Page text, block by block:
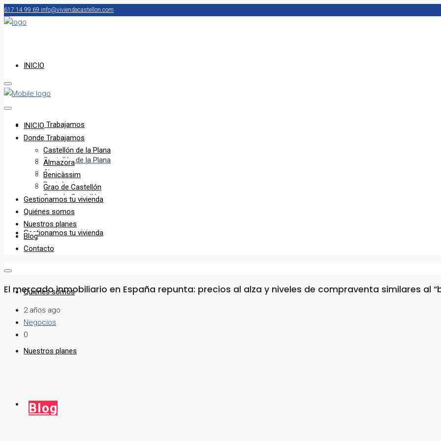
617 14 99 69 info@viviendacastellon.com
INICIO
Donde Trabajamos
Castellón de la Plana
Almazora
Benicàssim
Grao de Castellón
Gestionamos tu vivienda
Quiénes somos
Nuestros planes
Blog
INICIO
Donde Trabajamos
Castellón de la Plana
Almazora
Benicàssim
Grao de Castellón
Gestionamos tu vivienda
Quiénes somos
Nuestros planes
Blog
Contacto
El mercado inmobiliario en España repunta: precios al alza y niveles de compraventa similares al
2 años ago
Negocios
0